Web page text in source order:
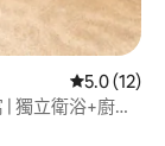
從 12 則評
5.0 (12)
| 獨立衛浴+廚